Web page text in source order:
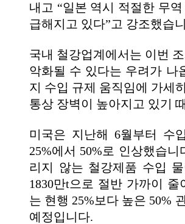
내고 “일본 역시 적절한 무
급해지고 있다”고 강조했습
국내 철강업계에서는 이번
악화될 수 있다는 우려가 나
지 수입 규제 움직임에 가세
통상 장벽이 높아지고 있기
미국은 지난해 6월부터 수
25%에서 50%로 인상했습
리지 않는 철강제품 수입
1830만t으로 절반 가까이
는 현행 25%보다 높은 50%
예정입니다.